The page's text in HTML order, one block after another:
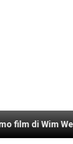
Wenders